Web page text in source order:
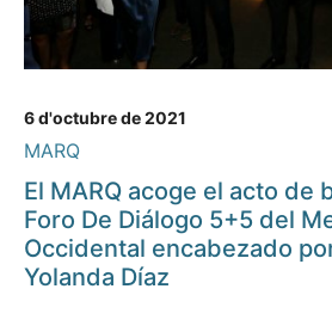
6 d'octubre de 2021
MARQ
El MARQ acoge el acto de
Foro De Diálogo 5+5 del
Occidental encabezado
Yolanda Díaz